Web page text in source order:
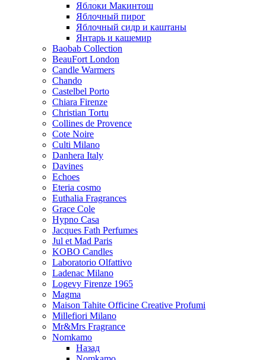
Яблоки Макинтош
Яблочный пирог
Яблочный сидр и каштаны
Янтарь и кашемир
Baobab Collection
BeauFort London
Candle Warmers
Chando
Castelbel Porto
Chiara Firenze
Christian Tortu
Collines de Provence
Cote Noire
Culti Milano
Danhera Italy
Davines
Echoes
Eteria cosmo
Euthalia Fragrances
Grace Cole
Hypno Casa
Jacques Fath Perfumes
Jul et Mad Paris
KOBO Candles
Laboratorio Olfattivo
Ladenac Milano
Logevy Firenze 1965
Magma
Maison Tahite Officine Creative Profumi
Millefiori Milano
Mr&Mrs Fragrance
Nomkamo
Назад